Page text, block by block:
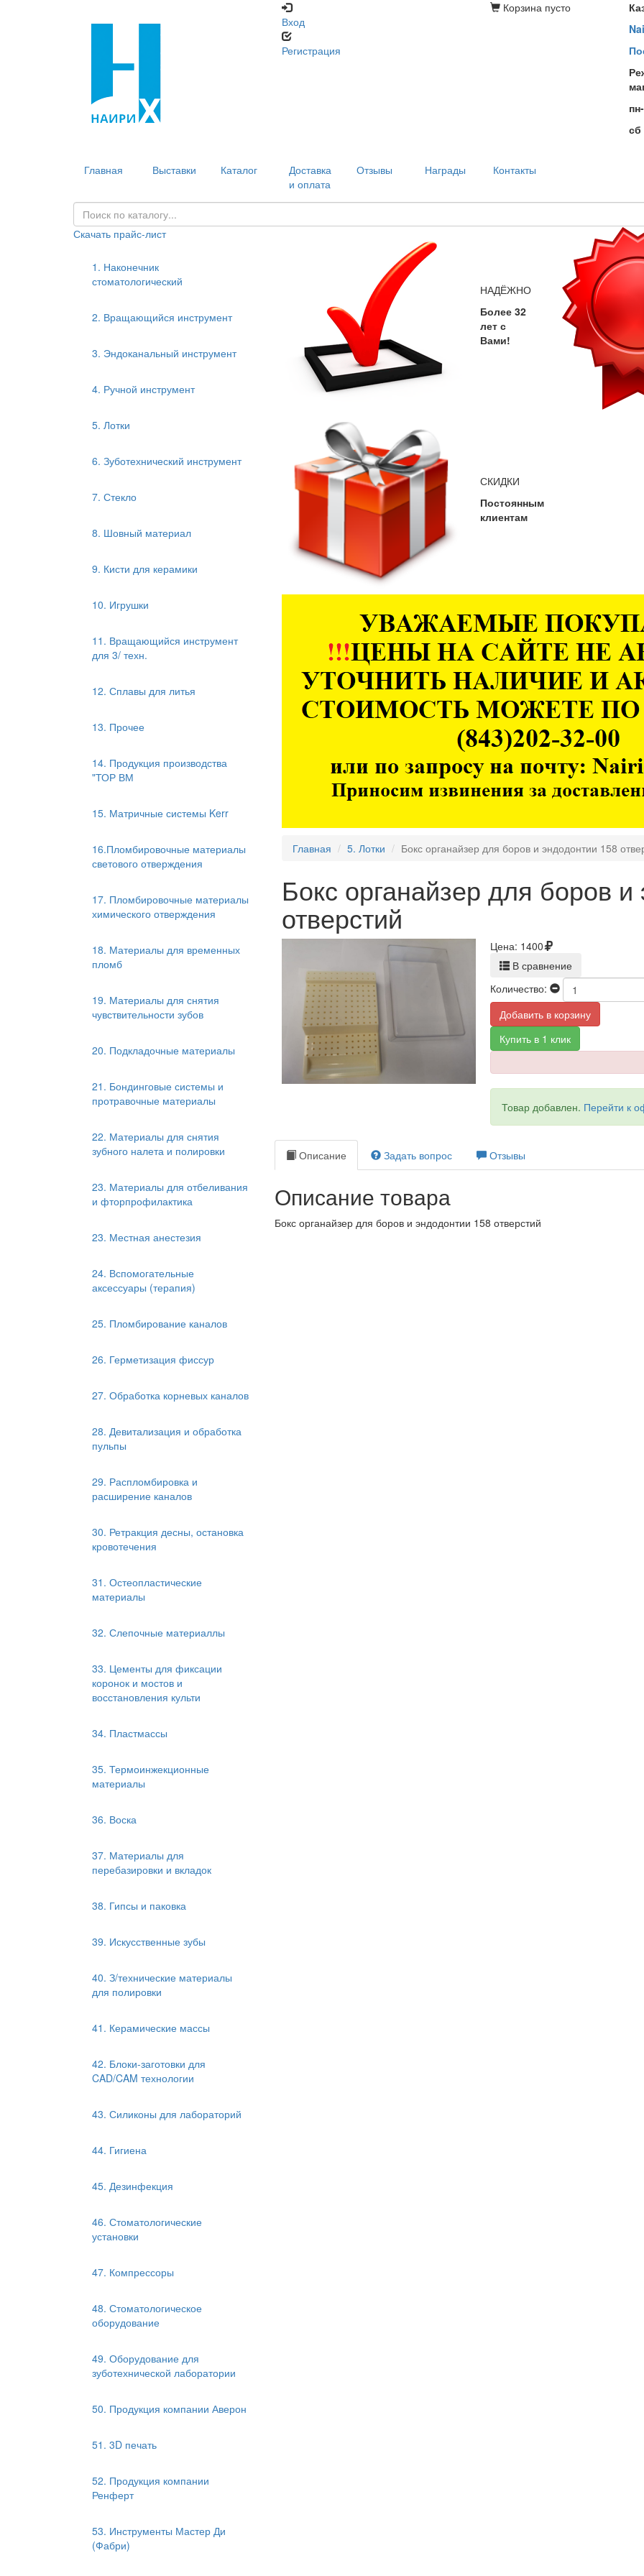
Вход
Регистрация
Корзина пусто
сб
Главная Выставки Каталог
Доставка
и оплата
Отзывы Награды Контакты
Скачать прайс-лист
1. Наконечник
стоматологический
2. Вращающийся инструмент
3. Эндоканальный инструмент
4. Ручной инструмент
5. Лотки
6. Зуботехнический инструмент
7. Стекло
8. Шовный материал
9. Кисти для керамики
10. Игрушки
11. Вращающийся инструмент
для 3/ техн.
12. Сплавы для литья
13. Прочее
14. Продукция производства
"ТОР ВМ
15. Матричные системы Kerr
16.Пломбировочные материалы
светового отверждения
17. Пломбировочные материалы
химического отверждения
18. Материалы для временных
пломб
19. Материалы для снятия
чувствительности зубов
20. Подкладочные материалы
21. Бондинговые системы и
протравочные материалы
22. Материалы для снятия
зубного налета и полировки
23. Материалы для отбеливания
и фторпрофилактика
23. Местная анестезия
24. Вспомогательные
аксессуары (терапия)
25. Пломбирование каналов
26. Герметизация фиссур
27. Обработка корневых каналов
28. Девитализация и обработка
пульпы
29. Распломбировка и
расширение каналов
30. Ретракция десны, остановка
кровотечения
31. Остеопластические
материалы
32. Слепочные материаллы
33. Цементы для фиксации
коронок и мостов и
восстановления культи
34. Пластмассы
35. Термоинжекционные
материалы
36. Воска
37. Материалы для
перебазировки и вкладок
38. Гипсы и паковка
39. Искусственные зубы
40. З/технические материалы
для полировки
41. Керамические массы
42. Блоки-заготовки для
CAD/CAM технологии
43. Силиконы для лабораторий
44. Гигиена
45. Дезинфекция
46. Стоматологические
установки
47. Компрессоры
48. Стоматологическое
оборудование
49. Оборудование для
зуботехнической лаборатории
50. Продукция компании Аверон
51. 3D печать
52. Продукция компании
Ренферт
53. Инструменты Мастер Ди
(Фабри)
НАДЁЖНО
Более 32
лет с
Вами!
СКИДКИ
Постоянным
клиентам
Главная 5. Лотки Бокс органайзер для боров и эндодонтии 158
Бокс органайзер для боров
отверстий
Цена: 1400
В сравнение
Количество:
Добавить в корзину
Купить в 1 клик
Товар добавлен. Перейти к
Описание Задать вопрос Отзывы
Описание товара
Бокс органайзер для боров и эндодонтии 158 отверстий